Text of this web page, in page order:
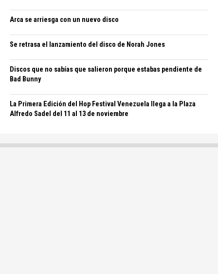
Arca se arriesga con un nuevo disco
Se retrasa el lanzamiento del disco de Norah Jones
Discos que no sabías que salieron porque estabas pendiente de
Bad Bunny
La Primera Edición del Hop Festival Venezuela llega a la Plaza
Alfredo Sadel del 11 al 13 de noviembre